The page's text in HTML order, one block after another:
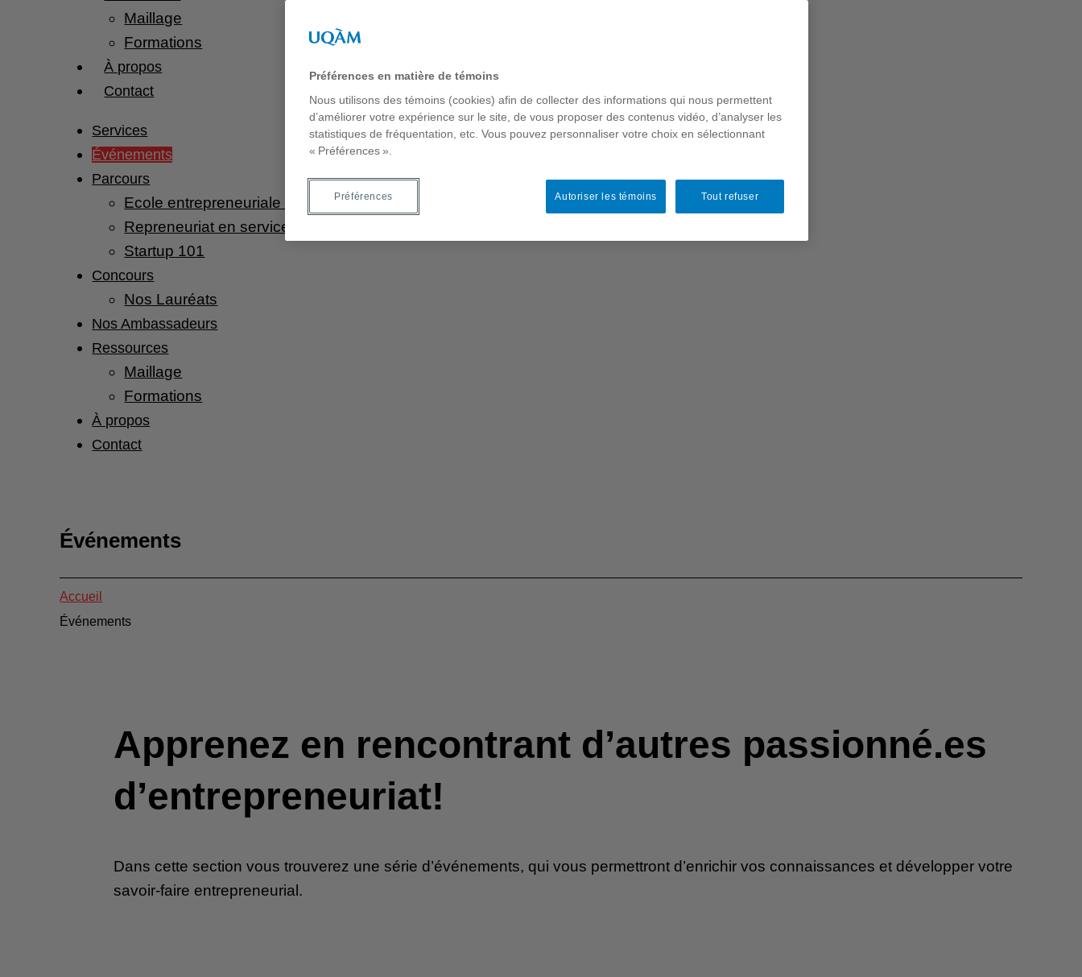
Maillage
Formations
À propos
Contact
Services
Événements
Parcours
Ecole entrepreneuriale du Notariat
Repreneuriat en services financiers
Startup 101
Concours
Nos Lauréats
Nos Ambassadeurs
Ressources
Maillage
Formations
À propos
Contact
Événements
Accueil
Événements
Apprenez en rencontrant d’autres passionné.es
d’entrepreneuriat!
Dans cette section vous trouverez une série d’événements, qui vous permettront d’enrichir vos connaissances et développer votre
savoir-faire entrepreneurial.
Préférences en matière de témoins
Nous utilisons des témoins (cookies) afin de collecter des informations qui nous permettent
d’améliorer votre expérience sur le site, de vous proposer des contenus vidéo, d’analyser les
statistiques de fréquentation, etc. Vous pouvez personnaliser votre choix en sélectionnant
« Préférences ».
Tout refuser
Autoriser les témoins
Préférences